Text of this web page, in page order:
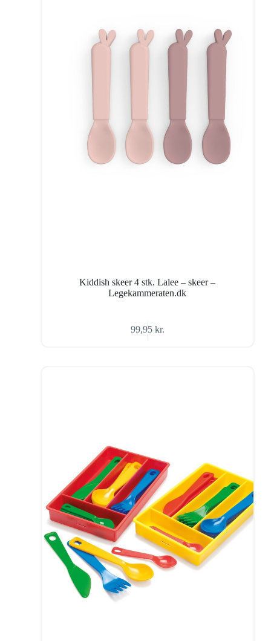
Kiddish skeer 4 stk. Lalee – skeer –
Legekammeraten.dk
99,95 kr.